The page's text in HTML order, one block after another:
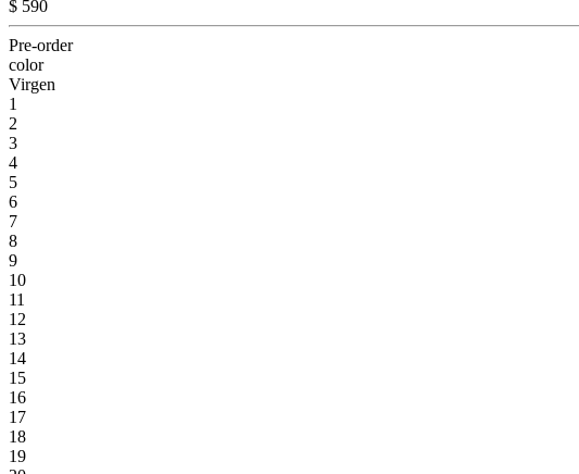
$ 590
Pre-order
color
Virgen
1
2
3
4
5
6
7
8
9
10
11
12
13
14
15
16
17
18
19